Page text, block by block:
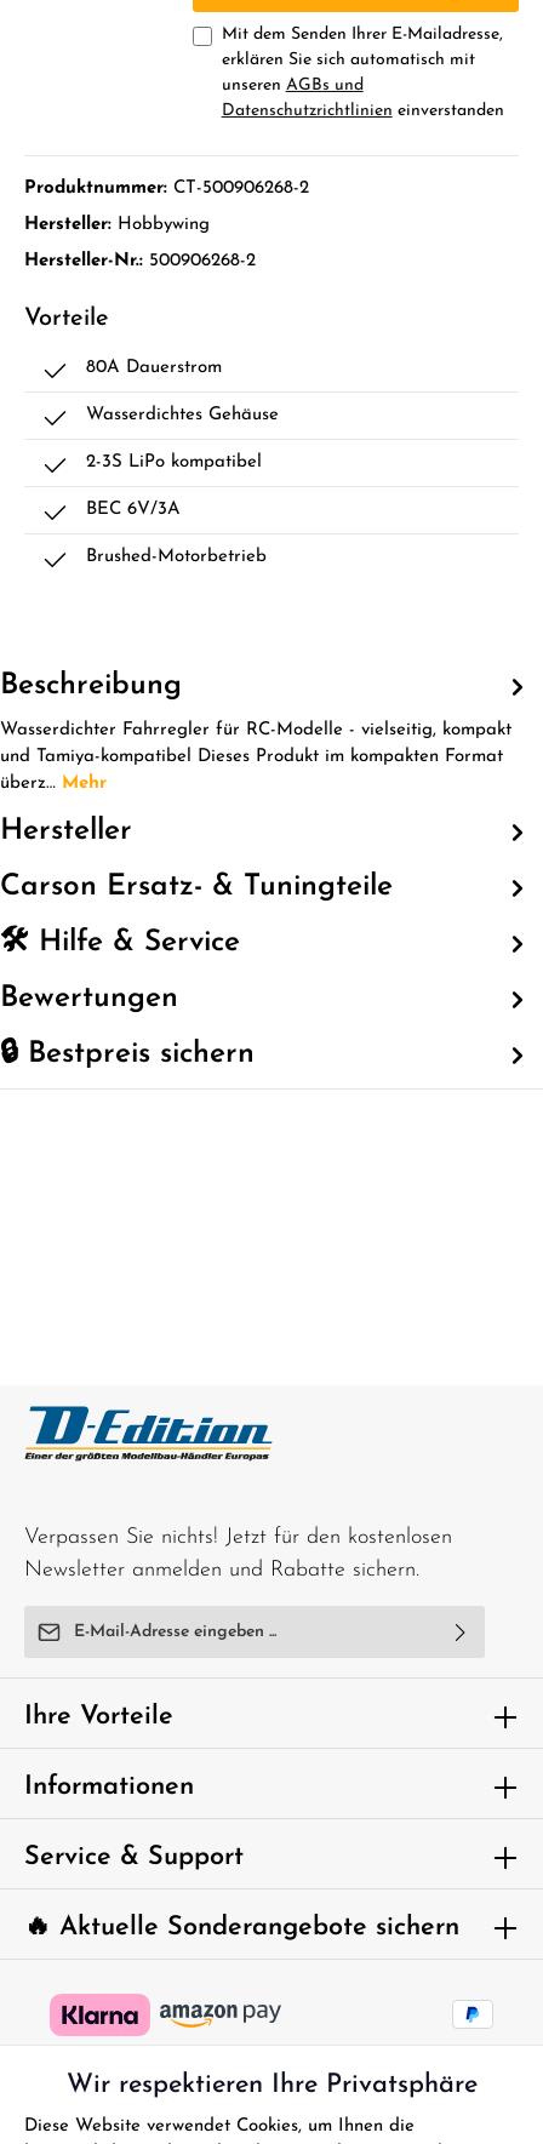
Mit dem Senden Ihrer E-Mailadresse,
erklären Sie sich automatisch mit
unseren AGBs und
Datenschutzrichtlinien einverstanden
Produktnummer: CT-500906268-2
Hersteller: Hobbywing
Hersteller-Nr.: 500906268-2
Vorteile
80A Dauerstrom
Wasserdichtes Gehäuse
2-3S LiPo kompatibel
BEC 6V/3A
Brushed-Motorbetrieb
Beschreibung
Wasserdichter Fahrregler für RC-Modelle - vielseitig, kompakt
und Tamiya-kompatibel Dieses Produkt im kompakten Format
überz… Mehr
Hersteller
Carson Ersatz- & Tuningteile
🛠️ Hilfe & Service
Bewertungen
🔒 Bestpreis sichern
Verpassen Sie nichts! Jetzt für den kostenlosen
Newsletter anmelden und Rabatte sichern.
E-Mail-Adresse*
Ich habe dieDatenschutzbestimmungenzur Kenntnis
genommen und die
einverstanden.
Um weiterzugehen, geben Sie die oben
abgebildeten Zeichen ein*
🔥 Aktuelle Sonderangebote sichern
Ihre Vorteile
Informationen
Service & Support
Wir respektieren Ihre Privatsphäre
Diese Website verwendet Cookies, um Ihnen die